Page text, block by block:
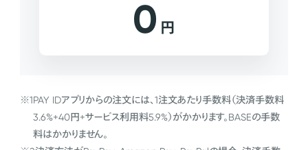
0 円
※1PAY IDアプリからの注文には、1注文あたり手数料（決済手数料
3.6%+40円+サービス利用料5.9%）がかかります。BASEの手数
料はかかりません。